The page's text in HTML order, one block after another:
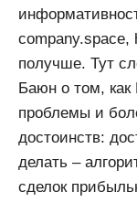
company.space,
получше. Тут
Баюн о том,
проблемы и
достоинств:
делать –
сделок